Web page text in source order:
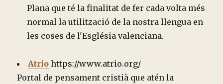
Plana que té la finalitat de fer cada volta més
normal la utilització de la nostra llengua en
les coses de l'Església valenciana.
Atrio https://www.atrio.org/
Portal de pensament cristià que atén la